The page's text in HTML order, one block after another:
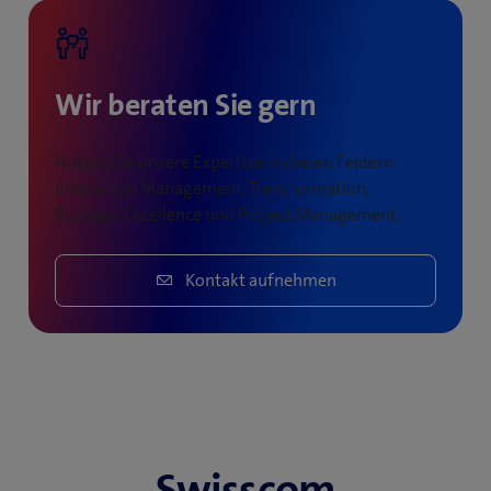
Wir beraten Sie gern
Nutzen Sie unsere Expertise in diesen Feldern:
Innovation Management, Transformation,
Business Excellence und Project Management.
Kontakt aufnehmen